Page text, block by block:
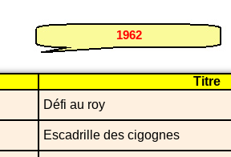
1962
Titre
Défi au roy
Escadrille des cigognes